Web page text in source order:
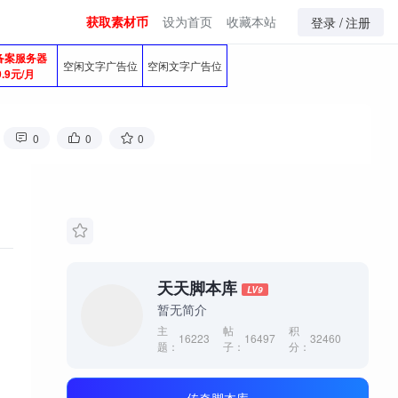
获取素材币 设为首页 收藏本站 登录 /注册
案服务器
元/月
空闲文字广告位 空闲文字广告位
0 0 0
天天脚本库 LV9
暂无简介
主
题：
16223
帖
子：
16497
积
分：
32460